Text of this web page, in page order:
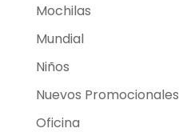
Mochilas
Mundial
Niños
Nuevos Promocionales
Oficina